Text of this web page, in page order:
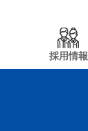
採用情報